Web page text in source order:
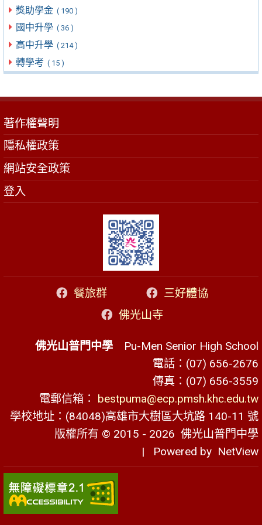
獎助學金 ( 190 )
國中升學 ( 36 )
高中升學 ( 214 )
轉學考 ( 15 )
著作權聲明
隱私權政策
網站安全政策
登入
餐旅群
三好體協
佛光山寺
佛光山普門中學 Pu-Men Senior High School
電話：(07) 656-2676
傳真：(07) 656-3559
電郵信箱： bestpuma@ecp.pmsh.khc.edu.tw
學校地址：(84048)高雄市大樹區大坑路 140-11 號
版權所有 © 2015 - 2026 佛光山普門中學
| Powered by NetView